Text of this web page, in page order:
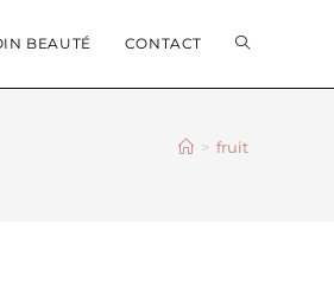
BEAUTÉ CONTACT
> fruit